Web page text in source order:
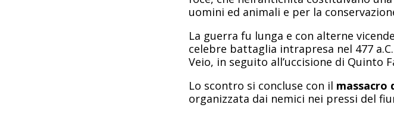
uomini ed animali e per la
La guerra fu lunga e con alterne
celebre battaglia intrapresa nel 477
Veio, in seguito all’uccisione di Quinto
Lo scontro si concluse con il massacro
organizzata dai nemici nei pressi del